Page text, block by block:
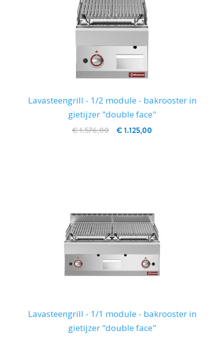
Lavasteengrill - 1/2 module - bakrooster in
gietijzer "double face"
€ 1.125,00
€ 1.576,00
Lavasteengrill - 1/1 module - bakrooster in
gietijzer "double face"